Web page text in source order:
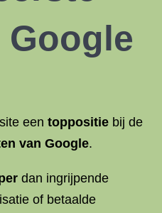
een toppositie bij de
van Google.
dan ingrijpende
of betaalde